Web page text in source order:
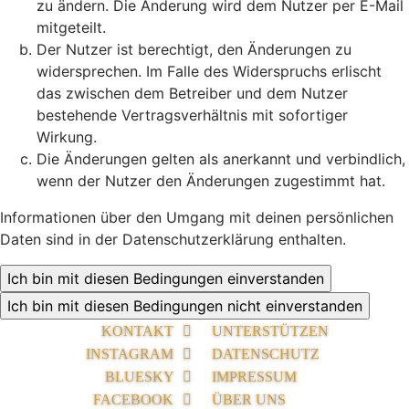
zu ändern. Die Änderung wird dem Nutzer per E-Mail
mitgeteilt.
Der Nutzer ist berechtigt, den Änderungen zu
widersprechen. Im Falle des Widerspruchs erlischt
das zwischen dem Betreiber und dem Nutzer
bestehende Vertragsverhältnis mit sofortiger
Wirkung.
Die Änderungen gelten als anerkannt und verbindlich,
wenn der Nutzer den Änderungen zugestimmt hat.
Informationen über den Umgang mit deinen persönlichen
Daten sind in der Datenschutzerklärung enthalten.
KONTAKT
INSTAGRAM
BLUESKY
FACEBOOK
UNTERSTÜTZEN
DATENSCHUTZ
IMPRESSUM
ÜBER UNS